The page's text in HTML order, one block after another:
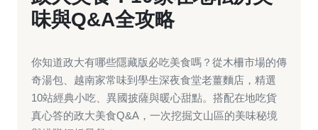
味與Q&A全攻略
你知道政大有哪些隱藏版必吃美食嗎？從木柵市場的傳
奇湯包、越南家常味到學生深夜食堂老薑麵店，精選
10站經典小吃、異國披薩與暖心甜點。搭配在地吃貨
真心答的政大美食Q&A，一次挖掘文山區的美味秘境